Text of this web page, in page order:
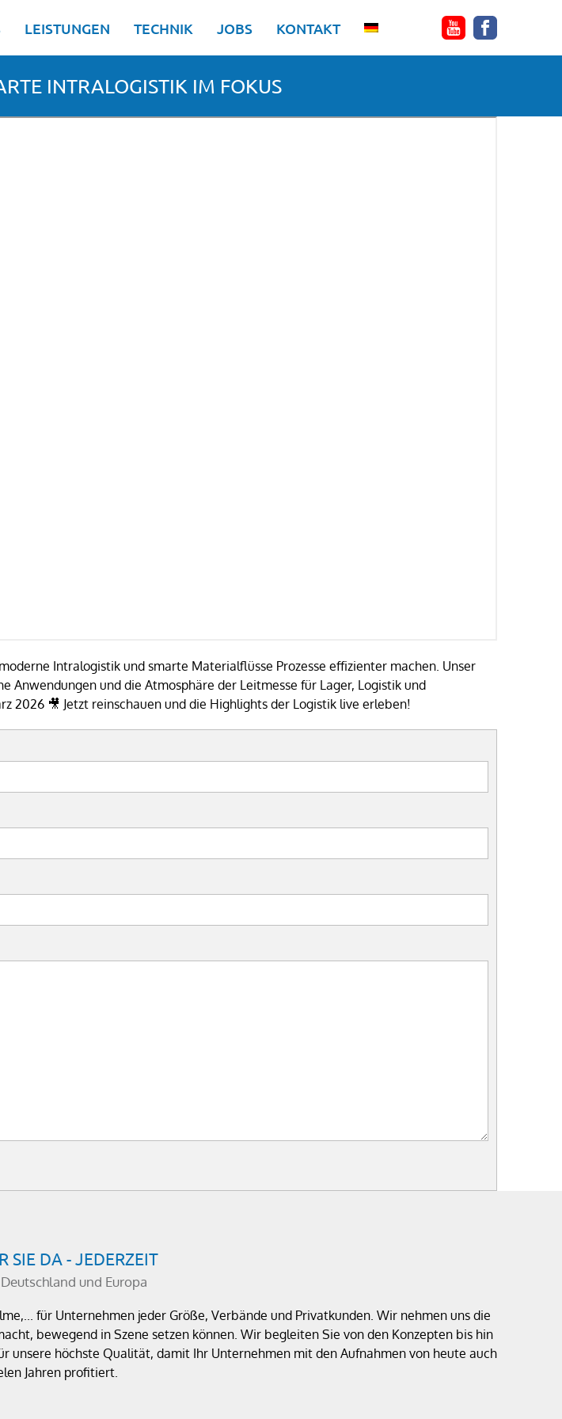
LEISTUNGEN TECHNIK JOBS KONTAKT
INTRALOGISTIK IM FOKUS
Intralogistik und smarte Materialflüsse Prozesse effizienter machen. Unser
und die Atmosphäre der Leitmesse für Lager, Logistik und
2026 🎥 Jetzt reinschauen und die Highlights der Logistik live erleben!
SIE DA - JEDERZEIT
und Europa
für Unternehmen jeder Größe, Verbände und Privatkunden. Wir nehmen uns die
bewegend in Szene setzen können. Wir begleiten Sie von den Konzepten bis hin
unsere höchste Qualität, damit Ihr Unternehmen mit den Aufnahmen von heute auch
Jahren profitiert.